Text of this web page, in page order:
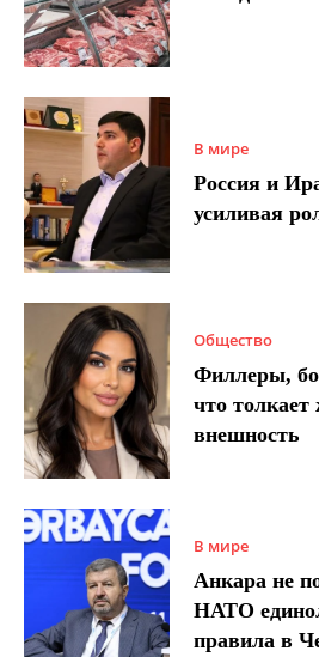
В мире
Россия и
усиливая
Общество
Филлеры,
что
внешность
В мире
Анкара не
НАТО
правила в